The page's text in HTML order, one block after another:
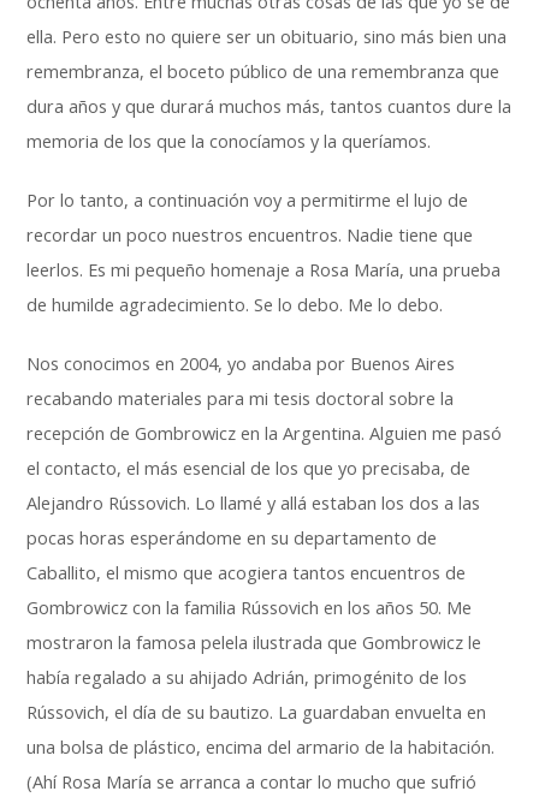
ella. Pero esto no quiere ser un obituario, sino más bien una
remembranza, el boceto público de una remembranza que
dura años y que durará muchos más, tantos cuantos dure la
memoria de los que la conocíamos y la queríamos.
Por lo tanto, a continuación voy a permitirme el lujo de
recordar un poco nuestros encuentros. Nadie tiene que
leerlos. Es mi pequeño homenaje a Rosa María, una prueba
de humilde agradecimiento. Se lo debo. Me lo debo.
Nos conocimos en 2004, yo andaba por Buenos Aires
recabando materiales para mi tesis doctoral sobre la
recepción de Gombrowicz en la Argentina. Alguien me pasó
el contacto, el más esencial de los que yo precisaba, de
Alejandro Rússovich. Lo llamé y allá estaban los dos a las
pocas horas esperándome en su departamento de
Caballito, el mismo que acogiera tantos encuentros de
Gombrowicz con la familia Rússovich en los años 50. Me
mostraron la famosa pelela ilustrada que Gombrowicz le
había regalado a su ahijado Adrián, primogénito de los
Rússovich, el día de su bautizo. La guardaban envuelta en
una bolsa de plástico, encima del armario de la habitación.
(Ahí Rosa María se arranca a contar lo mucho que sufrió